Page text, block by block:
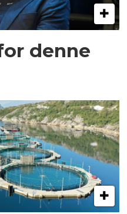
denne